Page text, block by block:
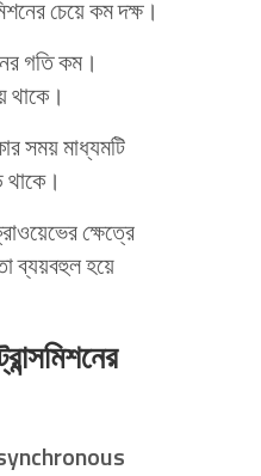
চেয়ে কম দক্ষ।
গতি কম।
থাকে।
সময় মাধ্যমটি
ক্ষেত্রে
ব্যয়বহুল হয়ে